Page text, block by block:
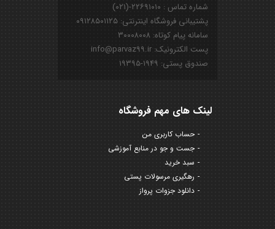
شماره تماس : ۲۲۶۹۱۰۱۰-(۰۲۱)
پشتیبانی فروشگاه اینترنتی: ۰۹۱۲۸۵۰۱۱۲۵
سامانه پیام کوتاه: ۳۰۰۰۸۰۰۸
پست الکترونیک: info@parvaz99.ir
صندوق پستی: ۱۹۴۹-۱۹۳۹۵
لینک های مهم فروشگاه
حساب کاربری من
جست و جو در منابع آموزشی
سبد خرید
رهگیری مرسولات پستی
دانلود جزوات پرواز